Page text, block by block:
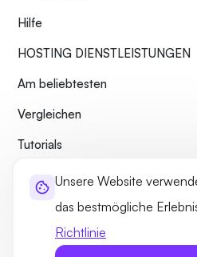
Unsere Website
das bestmögliche
Richtlinie
Hilfe
HOSTING DIENSTLEISTUNGEN
Am beliebtesten
Vergleichen
Tutorials
Über uns
Datenschutz-Bestimmungen